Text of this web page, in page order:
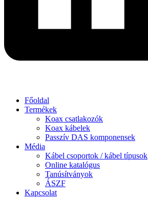
Főoldal
Termékek
Koax csatlakozók
Koax kábelek
Passzív DAS komponensek
Média
Kábel csoportok / kábel típusok
Online katalógus
Tanúsítványok
ÁSZF
Kapcsolat